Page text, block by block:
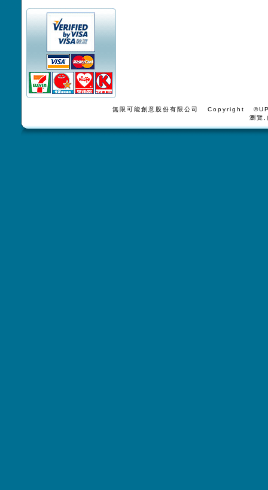
無限可能創意股份有限公司 Copyright
瀏